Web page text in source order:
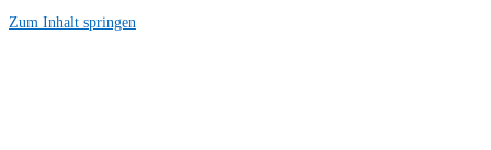
Zum Inhalt springen